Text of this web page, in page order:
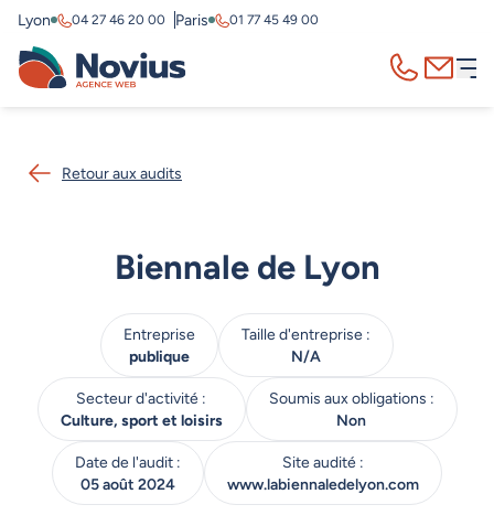
Lyon 04 27 46 20 00 Paris 01 77 45 49 00
Retour aux audits
Biennale de Lyon
Entreprise
publique
Taille d'entreprise :
N/A
Secteur d'activité :
Culture, sport et loisirs
Soumis aux obligations :
Non
Date de l'audit :
05 août 2024
Site audité :
www.labiennaledelyon.com